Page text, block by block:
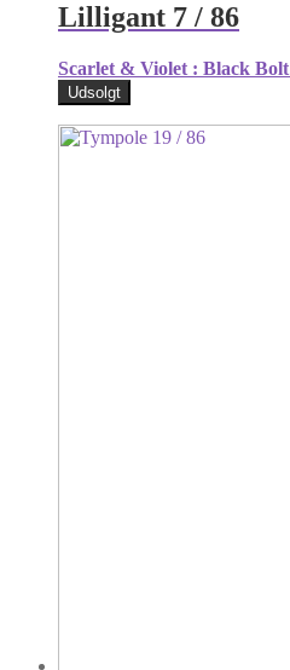
Lilligant 7 / 86
Scarlet & Violet : Black Bolt
Udsolgt